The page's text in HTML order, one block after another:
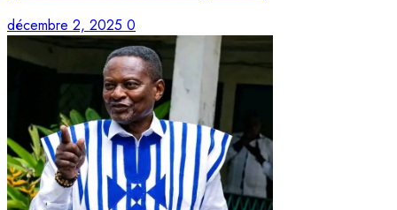
décembre 2, 2025 0